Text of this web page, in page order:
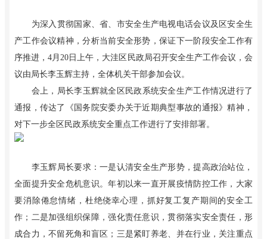
为深入贯彻国家、省、市安全生产电视电话会议及区安全生
产工作会议精神，分析当前安全形势，保证下一阶段安全工作有
序推进，4月20日上午，大洼区民政局召开安全生产工作会议，会
议由局长李玉辉主持，全体机关干部参加会议。
会上，局长李玉辉就全区民政系统安全生产工作情况进行了
通报，传达了《国务院安委办关于近期典型事故的通报》精神，
对下一步全区民政系统安全重点工作进行了安排部署。
李玉辉局长要求：一是认清安全生产形势，提高政治站位，
全面提升安全危机意识。年初以来一直开展疫情防控工作，大家
要消除倦怠情绪，杜绝侥幸心理，抓好复工复产期间的安全工
作；二是加强组织保障，强化责任意识，贯彻落实安全责任，形
成合力，不留死角和盲区；三是紧盯养老、并在行业，关注重点